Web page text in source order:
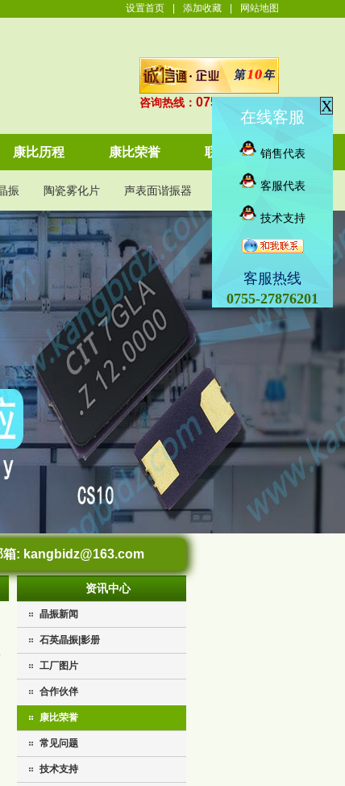
设置首页 添加收藏 网站地图
咨询热线： 0755-27876201
康比历程 康比荣誉 联系康比
振 陶瓷雾化片 声表面谐振器 KDS晶振
箱: kangbidz@163.com
资讯中心
晶振新闻
石英晶振|影册
工厂图片
合作伙伴
康比荣誉
常见问题
技术支持
在线客服
X
销售代表
客服代表
技术支持
客服热线
0755-27876201